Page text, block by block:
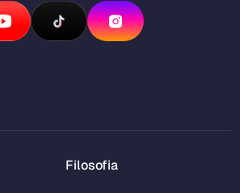
Filosofia